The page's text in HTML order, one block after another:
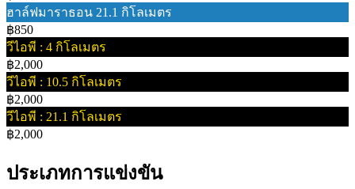
ฮาล์ฟมาราธอน 21.1 กิโลเมตร
฿850
วีไอพี : 4 กิโลเมตร
฿2,000
วีไอพี : 10.5 กิโลเมตร
฿2,000
วีไอพี : 21.1 กิโลเมตร
฿2,000
ประเภทการแข่งขัน